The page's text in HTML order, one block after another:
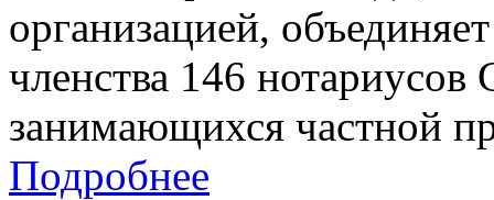
организацией,
членства 146 нотариусов
занимающихся частной
Подробнее